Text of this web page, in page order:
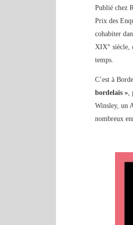
Publié chez
Prix des
cohabiter
XIX° siècle,
temps.
C’est à
bordelais »,
Winsley, un
nombreux